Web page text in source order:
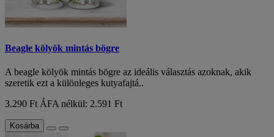
Beagle kölyök mintás bögre
A beagle kölyök mintás bögre az ideális választás azoknak, akik
szeretik ezt a különleges kutyafajtá..
3.290 Ft ÁFA nélkül: 2.591 Ft
Kosárba